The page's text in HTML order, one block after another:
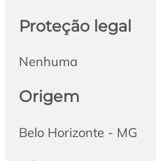
Proteção legal
Nenhuma
Origem
Belo Horizonte - MG